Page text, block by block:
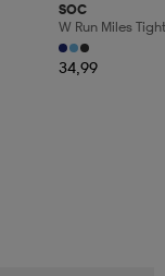
SOC
W Run Miles
34,99